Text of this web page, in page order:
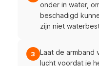
onder in water,
beschadigd
zijn niet
3
Laat de armband
lucht voordat je